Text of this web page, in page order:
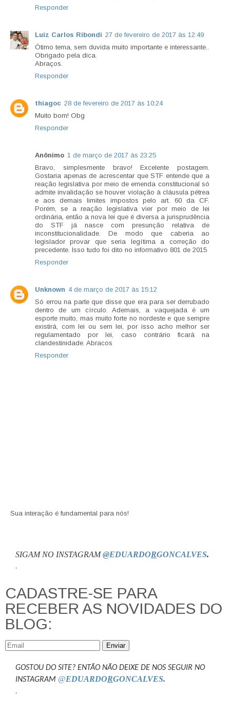
Responder
Luiz Carlos Ribondi 27 de fevereiro de 2017 às 12:49
Ótimo tema, sem duvida muito importante e interessante..
Obrigado pela dica.
Abraços.
Responder
thiagoc 28 de fevereiro de 2017 às 10:24
Muito bom! Obg
Responder
Anônimo 1 de março de 2017 às 23:25
Bravo, simplesmente bravo! Excelente postagem.
Gostaria apenas de acrescentar que STF entende que a
reação legislativa por meio de emenda constitucional só
admite invalidação se houver violação à cláusula pétrea
e aos demais limites impostos pelo art. 60 da CF.
Porém, se a reação legislativa vier por meio de lei
ordinária, então a nova lei que é diversa a jurisprudência
do STF já nasce com presunção relativa de
inconstitucionalidade. De modo que caberia ao
legislador provar que seria legítima a correção do
precedente. Isso tudo foi dito no informativo 801 de 2015
Responder
Unknown 4 de março de 2017 às 15:12
Só errou na parte que disse que era para ser derrubado
dentro de um círculo. Ademais, a vaquejada é um
esporte muito, mas muito forte no nordeste e que sempre
existirá, com lei ou sem lei, por isso acho melhor ser
regulamentado por lei, caso contrário ficará na
clandestinidade. Abracos
Responder
Sua interação é fundamental para nós!
SIGAM NO INSTAGRAM@EDUARDORGONCALVES.
.
CADASTRE-SE PARA
RECEBER AS NOVIDADES DO
BLOG:
Enviar
GOSTOU DO SITE? ENTÃO NÃO DEIXE DE NOS SEGUIR NO
INSTAGRAM @EDUARDORGONCALVES.
.